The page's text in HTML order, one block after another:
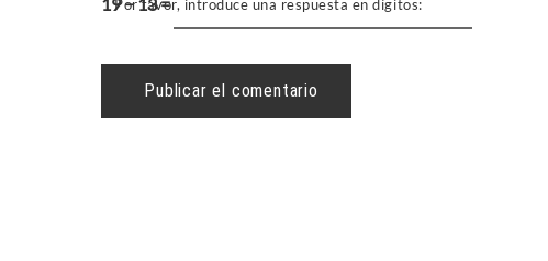
Por favor, introduce una respuesta en dígitos:
19 − 13 =